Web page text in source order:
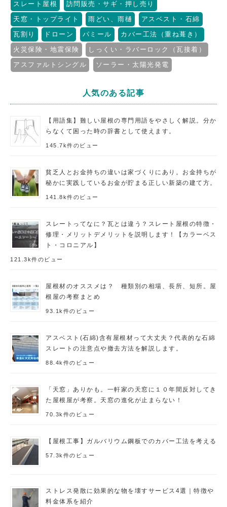
スレート屋根
訪問販売・サギ・押し売り
天窓・トップライト
雨どい、雨樋
アスベスト・石綿
瓦割り
ドローン パミール
カバー工法（重ね葺き）
火災保険・地震保険
しっくい・ラバーロック（瓦接着）
アスファルトシングル
ソーラー・太陽光発電
人気のある記事
【用語集】難しい屋根の専門用語をやさしく解説。分か
らなくて困った時の辞書として使えます。
145.7k件のビュー
貧乏人とお金持ちの違いは家づくりにあり。お金持ちが
秘かに実践しているお金が貯まる正しい新築の建て方。
141.8k件のビュー
スレートってなに？瓦とは違う？スレート屋根の特徴・
修理・メリットデメリットを説明します！【カラーベス
ト・コロニアル】
121.3k件のビュー
屋根材のオススメは？ 種類別の相場、長所、短所。屋
根屋の考察まとめ
93.1k件のビュー
アスベスト(石綿)含有屋根材って大丈夫？代表的な石綿
スレートの注意点や撤去方法を解説します。
88.4k件のビュー
「天窓」ありかも。一軒家の天窓に１０年間反対してき
た屋根屋が考察。天窓の進化が止まらない！
70.3k件のビュー
【屋根工事】ガルバリウム鋼板でのカバー工法を考える
57.3k件のビュー
ストレス発散に効果的な物を壊すサービス4選｜特徴や
料金体系を紹介